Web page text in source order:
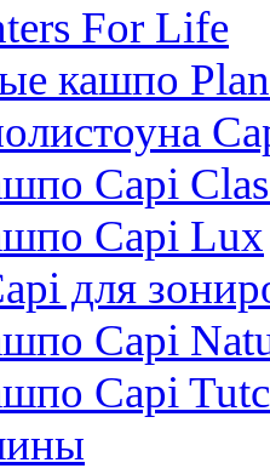
For Life
кашпо
Capi
Capi Lux
для
Capi
Capi